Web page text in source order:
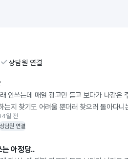
합리적일것같다고 생각이 듣니다 정확한것
다! 지금까지 인터넷이나 티비 가입시 다이렉트
입했는데 이번에 아정당 이용해보니 그동안
사은품도 사은품이지만 상담도와주시는 직
만하고 끝이아닌 개통마지막날까지 정말 꼼
가입했는데요 이유는 기존 KT인터넷을 쓰
상담원 연결
안쓰는데 매일 광고만 듣고 보다가 나같은
는지 찾기도 어려울 뿐더러 찾으러 돌아다
많은 경쟁사들보다 월등히 많은 할인혜택
4일 전
상담원 연결
는 아정당..